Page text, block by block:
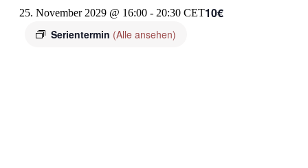
25. November 2029 @ 16:00 - 20:30 CET
Serientermin (Alle ansehen)
10€